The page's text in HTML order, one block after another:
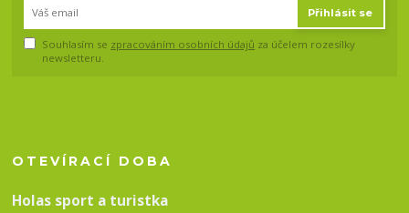
Přihlásit se
Souhlasím se zpracováním osobních údajů za účelem rozesílky
newsletteru.
OTEVÍRACÍ DOBA
Holas sport a turistka